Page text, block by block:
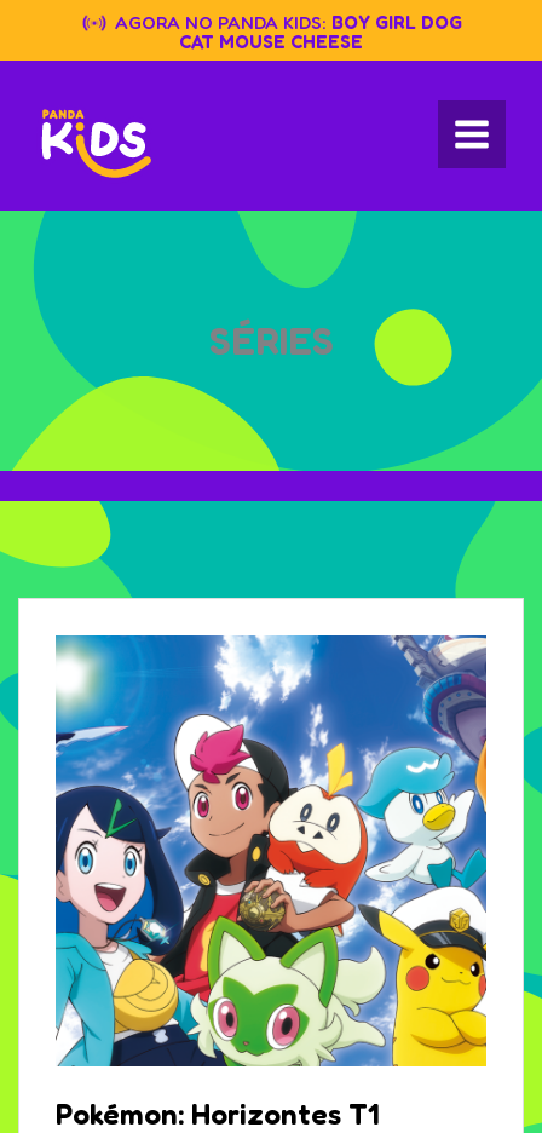
content
AGORA NO PANDA KIDS: BOY GIRL DOG
CAT MOUSE CHEESE
SÉRIES
Pokémon: Horizontes T1